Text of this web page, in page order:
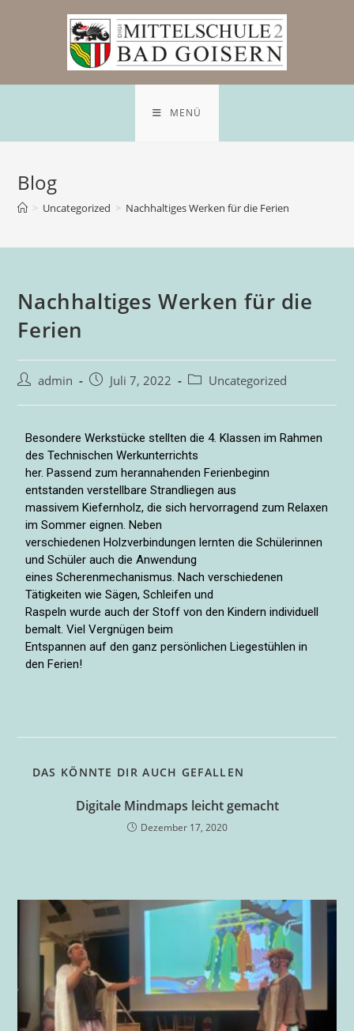
MENÜ
Blog
> Uncategorized > Nachhaltiges Werken für die Ferien
Nachhaltiges Werken für die
Ferien
admin Juli 7, 2022 Uncategorized
Besondere Werkstücke stellten die 4. Klassen im Rahmen
des Technischen Werkunterrichts
her. Passend zum herannahenden Ferienbeginn
entstanden verstellbare Strandliegen aus
massivem Kiefernholz, die sich hervorragend zum Relaxen
im Sommer eignen. Neben
verschiedenen Holzverbindungen lernten die Schülerinnen
und Schüler auch die Anwendung
eines Scherenmechanismus. Nach verschiedenen
Tätigkeiten wie Sägen, Schleifen und
Raspeln wurde auch der Stoff von den Kindern individuell
bemalt. Viel Vergnügen beim
Entspannen auf den ganz persönlichen Liegestühlen in
den Ferien!
DAS KÖNNTE DIR AUCH GEFALLEN
Digitale Mindmaps leicht gemacht
Dezember 17, 2020